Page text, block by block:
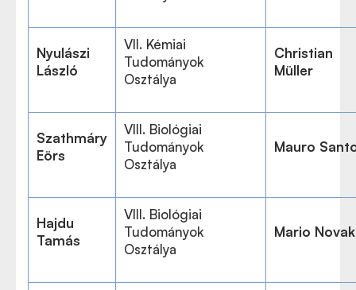
Nyulászi
László
VII. Kémiai
Tudományok
Osztálya
Christian
Müller
Szathmáry
Eörs
VIII. Biológiai
Tudományok
Osztálya
Mauro
Hajdu
Tamás
VIII. Biológiai
Tudományok
Osztálya
Mario Novak